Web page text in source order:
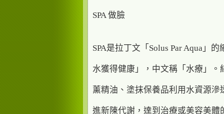
SPA 做臉
SPA是拉丁文「Solus Par Aqua」
水獲得健康」，中文稱「水療」。
薰精油、塗抹保養品利用水資源滲
進新陳代謝，達到治療或美容美體